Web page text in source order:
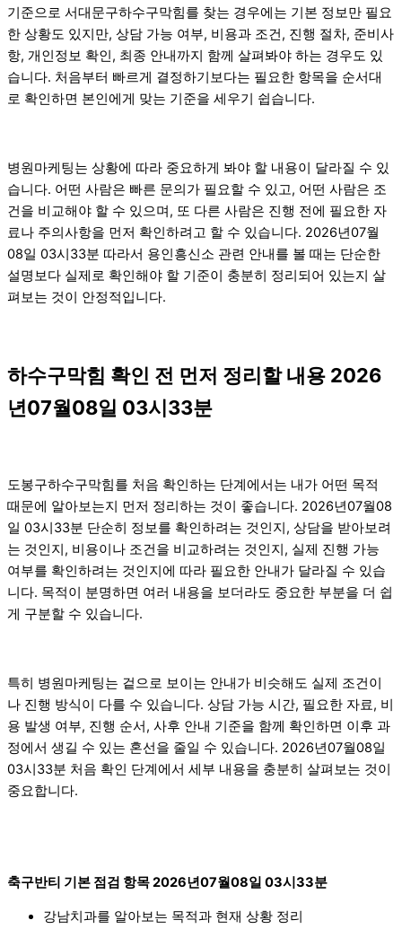
기준으로 서대문구하수구막힘를 찾는 경우에는 기본 정보만 필요
한 상황도 있지만, 상담 가능 여부, 비용과 조건, 진행 절차, 준비사
항, 개인정보 확인, 최종 안내까지 함께 살펴봐야 하는 경우도 있
습니다. 처음부터 빠르게 결정하기보다는 필요한 항목을 순서대
로 확인하면 본인에게 맞는 기준을 세우기 쉽습니다.
병원마케팅는 상황에 따라 중요하게 봐야 할 내용이 달라질 수 있
습니다. 어떤 사람은 빠른 문의가 필요할 수 있고, 어떤 사람은 조
건을 비교해야 할 수 있으며, 또 다른 사람은 진행 전에 필요한 자
료나 주의사항을 먼저 확인하려고 할 수 있습니다. 2026년07월
08일 03시33분 따라서 용인흥신소 관련 안내를 볼 때는 단순한
설명보다 실제로 확인해야 할 기준이 충분히 정리되어 있는지 살
펴보는 것이 안정적입니다.
하수구막힘 확인 전 먼저 정리할 내용 2026
년07월08일 03시33분
도봉구하수구막힘를 처음 확인하는 단계에서는 내가 어떤 목적
때문에 알아보는지 먼저 정리하는 것이 좋습니다. 2026년07월08
일 03시33분 단순히 정보를 확인하려는 것인지, 상담을 받아보려
는 것인지, 비용이나 조건을 비교하려는 것인지, 실제 진행 가능
여부를 확인하려는 것인지에 따라 필요한 안내가 달라질 수 있습
니다. 목적이 분명하면 여러 내용을 보더라도 중요한 부분을 더 쉽
게 구분할 수 있습니다.
특히 병원마케팅는 겉으로 보이는 안내가 비슷해도 실제 조건이
나 진행 방식이 다를 수 있습니다. 상담 가능 시간, 필요한 자료, 비
용 발생 여부, 진행 순서, 사후 안내 기준을 함께 확인하면 이후 과
정에서 생길 수 있는 혼선을 줄일 수 있습니다. 2026년07월08일
03시33분 처음 확인 단계에서 세부 내용을 충분히 살펴보는 것이
중요합니다.
축구반티 기본 점검 항목 2026년07월08일 03시33분
강남치과를 알아보는 목적과 현재 상황 정리